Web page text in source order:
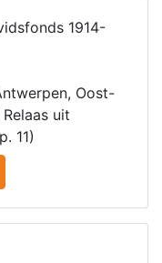
1914-
Oost-
uit
11)